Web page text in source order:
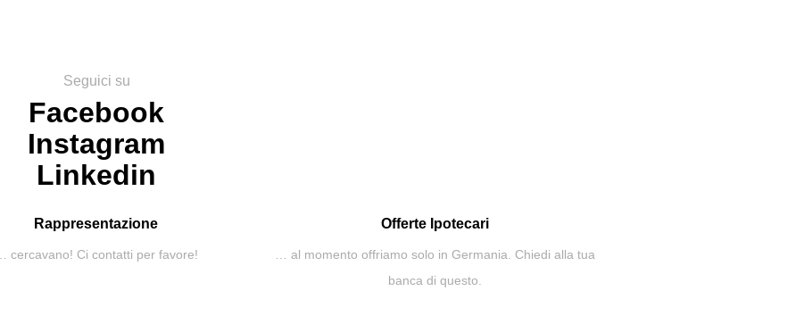
Seguici su
Facebook
Instagram
Linkedin
Rappresentazione
… cercavano! Ci contatti per favore!
Offerte Ipotecari
… al momento offriamo solo in Germania. Chiedi alla tua
banca di questo.